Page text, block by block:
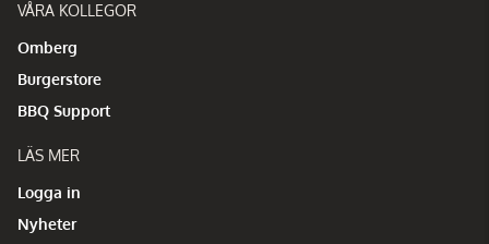
VÅRA KOLLEGOR
Omberg
Burgerstore
BBQ Support
LÄS MER
Logga in
Nyheter